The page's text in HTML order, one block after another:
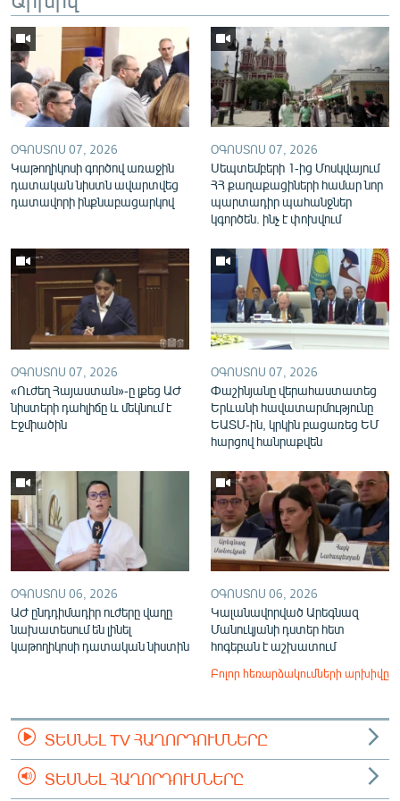
English
Русский
ՀԵՏԵՎԵՔ ՄԵԶ
«Ազատության» բոլոր կայքերը
ՕԳՈՍՏՈՍ 07, 2026
Կաթողիկոսի գործով առաջին
դատական նիստն ավարտվեց
դատավորի ինքնաբացարկով
ՕԳՈՍՏՈՍ 07, 2026
Սեպտեմբերի 1-ից Մոսկվայում
ՀՀ քաղաքացիների համար նոր
պարտադիր պահանջներ
կգործեն. ինչ է փոխվում
ՕԳՈՍՏՈՍ 07, 2026
«Ուժեղ Հայաստան»-ը լքեց ԱԺ
նիստերի դահլիճը և մեկնում է
Էջմիածին
ՕԳՈՍՏՈՍ 07, 2026
Փաշինյանը վերահաստատեց
Երևանի հավատարմությունը
ԵԱՏՄ-ին, կրկին բացառեց ԵՄ
հարցով հանրաքվեն
ՕԳՈՍՏՈՍ 06, 2026
ԱԺ ընդդիմադիր ուժերը վաղը
նախատեսում են լինել
կաթողիկոսի դատական նիստին
ՕԳՈՍՏՈՍ 06, 2026
Կալանավորված Արեգնազ
Մանուկյանի դստեր հետ
հոգեբան է աշխատում
Բոլոր հեռարձակումների արխիվը
ՏԵՍՆԵԼ TV ՀԱՂՈՐԴՈՒՄՆԵՐԸ
ՏԵՍՆԵԼ ՀԱՂՈՐԴՈՒՄՆԵՐԸ